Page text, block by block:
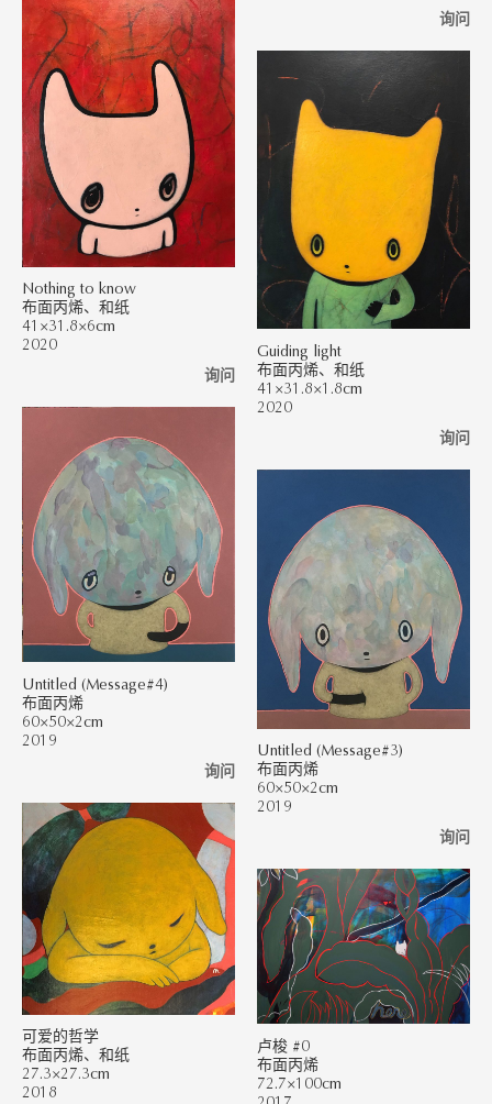
询问
Nothing to know
布面丙烯、和纸
41×31.8×6cm
2020
询问
Guiding light
布面丙烯、和纸
41×31.8×1.8cm
2020
询问
Untitled (Message#4)
布面丙烯
60×50×2cm
2019
询问
Untitled (Message#3)
布面丙烯
60×50×2cm
2019
询问
可爱的哲学
布面丙烯、和纸
27.3×27.3cm
2018
卢梭 #0
布面丙烯
72.7×100cm